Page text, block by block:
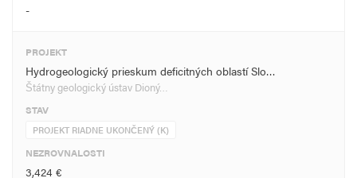
-
PROJEKT
Hydrogeologický prieskum deficitných oblastí Slo…
Štátny geologický ústav Dioný…
STAV
PROJEKT RIADNE UKONČENÝ (K)
NEZROVNALOSTI
3,424 €